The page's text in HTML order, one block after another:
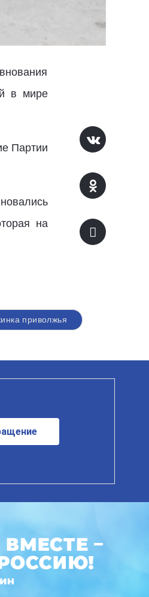
в мире
Партии
на
приволжья